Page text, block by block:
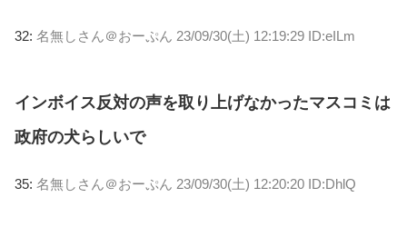
32: 名無しさん＠おーぷん 23/09/30(土) 12:19:29 ID:eILm
インボイス反対の声を取り上げなかったマスコミは
政府の犬らしいで
35: 名無しさん＠おーぷん 23/09/30(土) 12:20:20 ID:DhlQ